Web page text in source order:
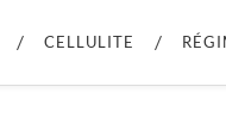
CELLULITE